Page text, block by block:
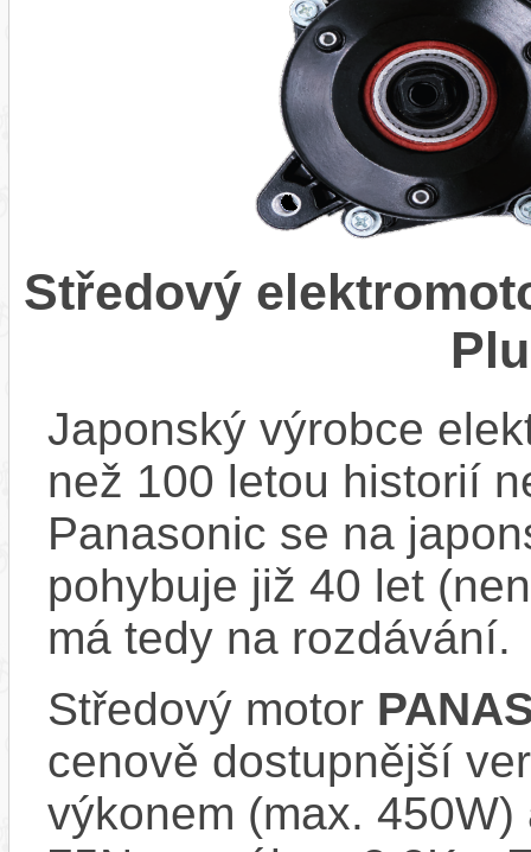
Středový
Japonský výrobce
než 100 letou historií
Panasonic se na
pohybuje již 40 let
má tedy na rozdávání.
Středový motor
cenově dostupnější
výkonem (max.